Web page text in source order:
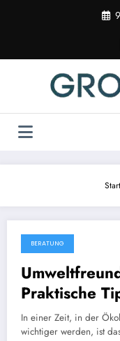
Start
8 December 2025
BERATUNG
Praktische
und
In einer Zeit, in der
wichtiger werden, ist